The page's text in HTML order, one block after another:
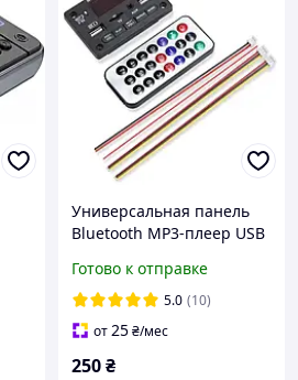
Универсальная панель
Bluetooth MP3-плеер USB
Готово к отправке
5.0 (10)
от25₴/мес
250₴